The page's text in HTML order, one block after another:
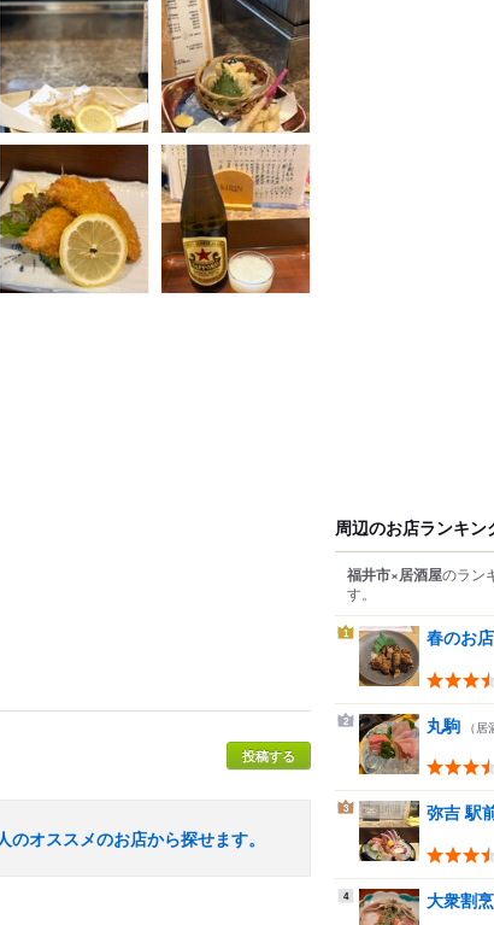
投稿する
オススメのお店から探せます。
周辺のお店ランキン
福井市×居酒屋のラン
す。
1 春のお店
2 丸駒 （居
3 弥吉 駅
4 大衆割